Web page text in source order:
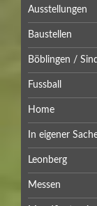
Ausstellungen
Baustellen
Böblingen /
Fussball
Home
In eigener
Leonberg
Messen